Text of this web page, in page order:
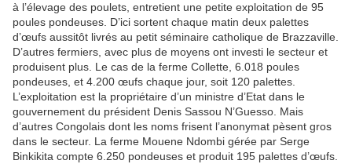
à l’élevage des poulets, entretient une petite exploitation de 95
poules pondeuses. D’ici sortent chaque matin deux palettes
d’œufs aussitôt livrés au petit séminaire catholique de Brazzaville.
D’autres fermiers, avec plus de moyens ont investi le secteur et
produisent plus. Le cas de la ferme Collette, 6.018 poules
pondeuses, et 4.200 œufs chaque jour, soit 120 palettes.
L’exploitation est la propriétaire d’un ministre d’Etat dans le
gouvernement du président Denis Sassou N’Guesso. Mais
d’autres Congolais dont les noms frisent l’anonymat pèsent gros
dans le secteur. La ferme Mouene Ndombi gérée par Serge
Binkikita compte 6.250 pondeuses et produit 195 palettes d’œufs.